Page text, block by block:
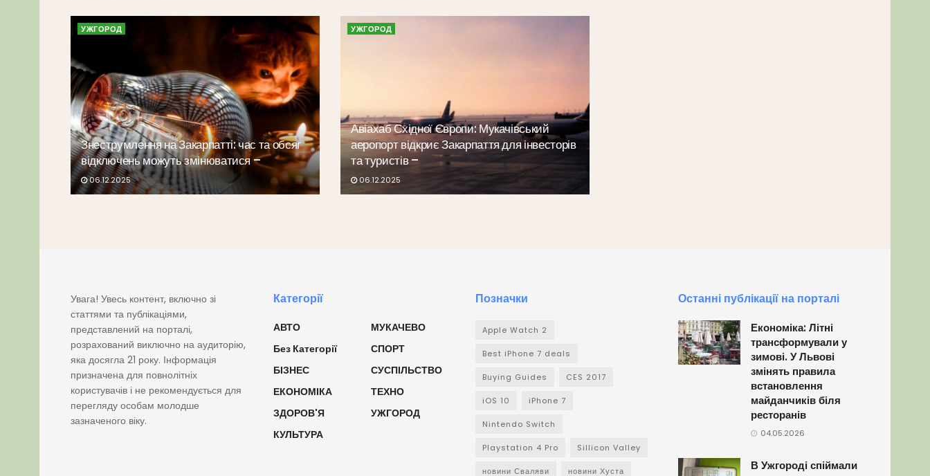
УЖГОРОД
Знеструмлення на Закарпатті: час та обсяг
відключень можуть змінюватися –
06.12.2025
УЖГОРОД
Авіахаб Східної Європи: Мукачівський
аеропорт відкриє Закарпаття для інвесторів
та туристів –
06.12.2025
Увага! Увесь контент, включно зі
статтями та публікаціями,
представлений на порталі,
розрахований виключно на аудиторію,
яка досягла 21 року. Інформація
призначена для повнолітніх
користувачів і не рекомендується для
перегляду особам молодше
зазначеного віку.
Категорії
АВТО
Без Категорії
БІЗНЕС
ЕКОНОМІКА
ЗДОРОВ'Я
КУЛЬТУРА
МУКАЧЕВО
СПОРТ
СУСПІЛЬСТВО
ТЕХНО
УЖГОРОД
Позначки
Apple Watch 2
Best iPhone 7 deals
Buying Guides CES 2017
iOS 10 iPhone 7
Nintendo Switch
Playstation 4 Pro Sillicon Valley
новини Сваляви новини Хуста
Останні публікації на порталі
Економіка: Літні
трансформували у
зимові. У Львові
змінять правила
встановлення
майданчиків біля
ресторанів
04.05.2026
В Ужгороді спіймали